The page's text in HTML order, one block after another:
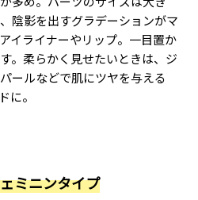
陰影を出すグラデーションがマ
イライナーやリップ。一目置か
。柔らかく見せたいときは、ジ
ールなどで肌にツヤを与える
に。
ミニンタイプ